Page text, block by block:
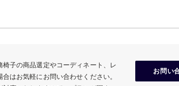
お問い
子の商品選定やコーディネート、レ
はお気軽にお問い合わせください。